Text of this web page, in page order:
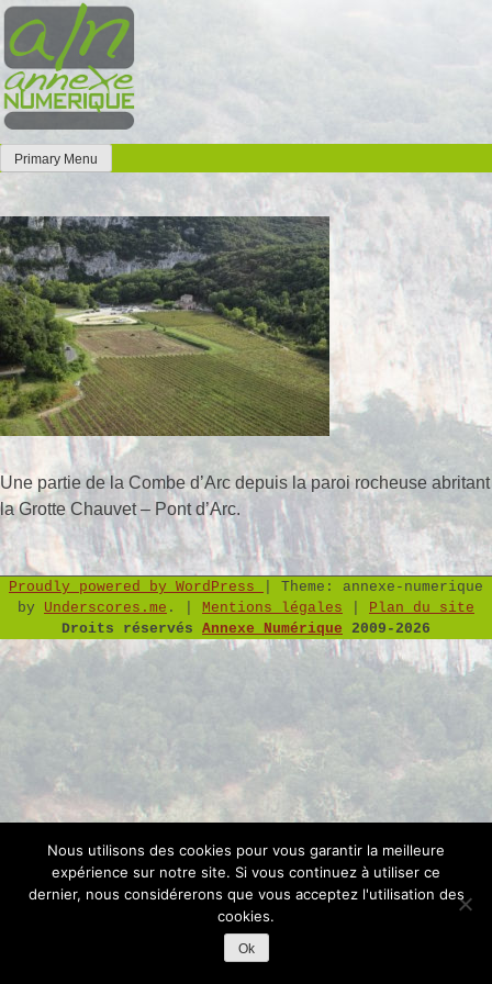
Skip
to
content
Annexe Numérique
Faites l'expérience de la simplicité
Primary Menu
Une partie de la Combe d’Arc depuis la paroi rocheuse abritant
la Grotte Chauvet – Pont d’Arc.
Proudly powered by WordPress
Theme: annexe-numerique
by Underscores.me . Mentions légales
Plan du site
Droits réservés Annexe Numérique 2009-2026
Nous utilisons des cookies pour vous garantir la meilleure
expérience sur notre site. Si vous continuez à utiliser ce
dernier, nous considérerons que vous acceptez l'utilisation des
cookies.
Ok